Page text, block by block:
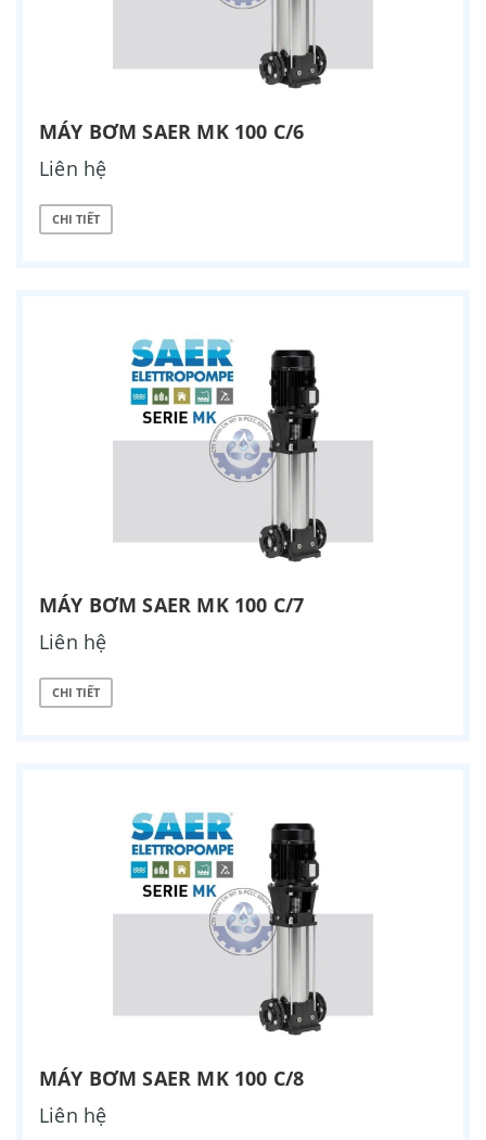
MÁY BƠM SAER MK 100 C/6
Liên hệ
CHI TIẾT
MÁY BƠM SAER MK 100 C/7
Liên hệ
CHI TIẾT
MÁY BƠM SAER MK 100 C/8
Liên hệ